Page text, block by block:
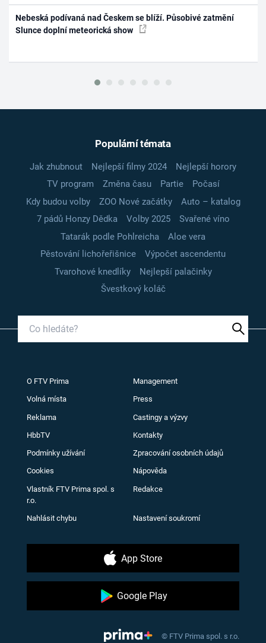
Nebeská podívaná nad Českem se blíží. Působivé zatmění
Slunce doplní meteorická show
Populární témata
Jak zhubnout Nejlepší filmy 2024
Nejlepší horory
TV program
Změna času Partie
Počasí
Kdy budou volby
ZOO Nové začátky
Auto – katalog
7 pádů Honzy Dědka
Volby 2025
Svařené víno
Tatarák podle Pohlreicha
Aloe vera
Pěstování lichořeřišnice
Výpočet ascendentu
Tvarohové knedlíky
Nejlepší palačinky
Švestkový koláč
O FTV Prima Management
Volná místa Press
Reklama Castingy a výzvy
HbbTV Kontakty
Podmínky užívání Zpracování osobních údajů
Cookies Nápověda
Vlastník FTV Prima spol. s
r.o.
Redakce
Nahlásit chybu Nastavení soukromí
App Store
Google Play
© FTV Prima spol. s r.o.